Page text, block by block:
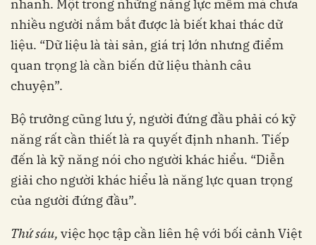
nhanh. Một trong những năng lực mềm mà chưa
nhiều người nắm bắt được là biết khai thác dữ
liệu. “Dữ liệu là tài sản, giá trị lớn nhưng điểm
quan trọng là cần biến dữ liệu thành câu
chuyện”.
Bộ trưởng cũng lưu ý, người đứng đầu phải có kỹ
năng rất cần thiết là ra quyết định nhanh. Tiếp
đến là kỹ năng nói cho người khác hiểu. “Diễn
giải cho người khác hiểu là năng lực quan trọng
của người đứng đầu”.
Thứ sáu, việc học tập cần liên hệ với bối cảnh Việt